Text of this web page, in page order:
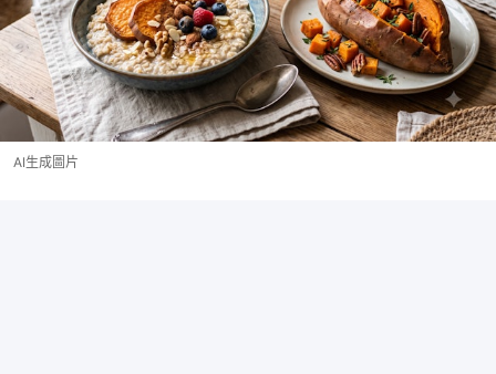
AI生成圖片